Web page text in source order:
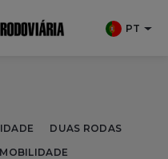
PT
DUAS RODAS
MOBILIDADE